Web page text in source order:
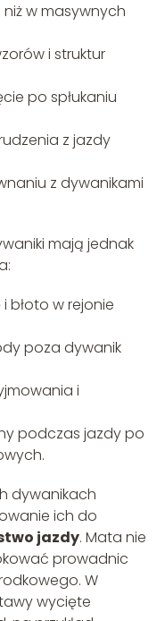
w masywnych
i struktur
po spłukaniu
z jazdy
z dywanikami
mają jednak
błoto w rejonie
poza dywanik
i
podczas jazdy po
dywanikach
ich do
jazdy. Mata nie
prowadnic
W
wycięte